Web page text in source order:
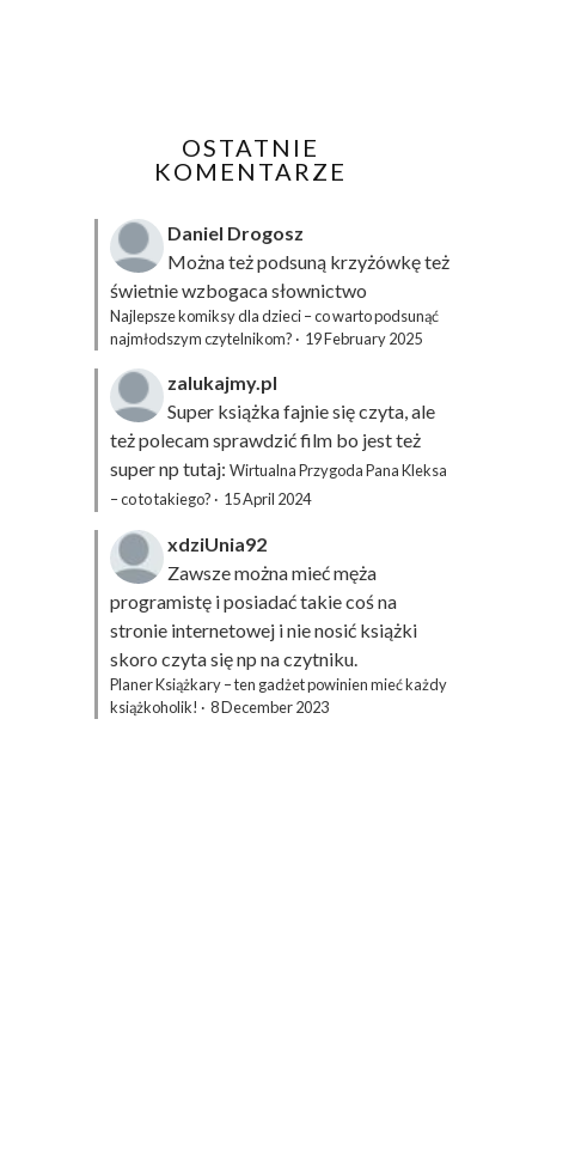
OSTATNIE
KOMENTARZE
Daniel Drogosz
Można też podsuną krzyżówkęteż
świetnie wzbogaca słownictwo
Najlepsze komiksy dla dzieci – co warto podsunąć
najmłodszym czytelnikom? · 19 February 2025
zalukajmy.pl
Super książka fajnie się czyta, ale
też polecam sprawdzić film bo jest też
super np tutaj: Wirtualna Przygoda Pana Kleksa
– co to takiego? · 15 April 2024
xdziUnia92
Zawsze można mieć męża
programistę i posiadać takie coś na
stronie internetowej i nie nosić książki
skoro czyta się np na czytniku.
Planer Książkary – ten gadżet powinien mieć każdy
książkoholik! · 8 December 2023